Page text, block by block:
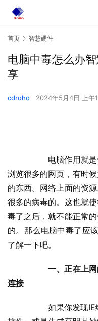
首页 智慧硬件
电脑中毒怎么办
享
cdroho 2024年5月4日 上午
浏览很多的网页，有时
的东西。网络上面的资
很多的病毒的。这也就
毒了之后，就不能正常
的。那么电脑中毒了应
了解一下吧。
一、正在上
连接